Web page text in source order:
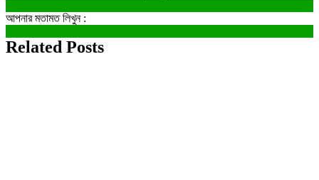
আপনার মতামত লিখুন :
Related Posts